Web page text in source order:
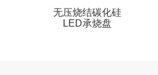
无压烧结碳化硅
LED承烧盘